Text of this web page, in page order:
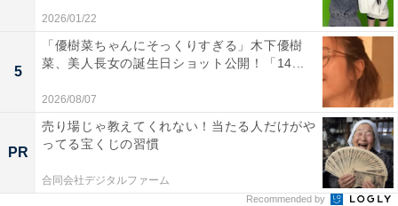
2026/01/22
5
「優樹菜ちゃんにそっくりすぎる」木下優樹
菜、美人長女の誕生日ショット公開！「14...
2026/08/07
PR
売り場じゃ教えてくれない！当たる人だけがや
ってる宝くじの習慣
合同会社デジタルファーム
Recommended by